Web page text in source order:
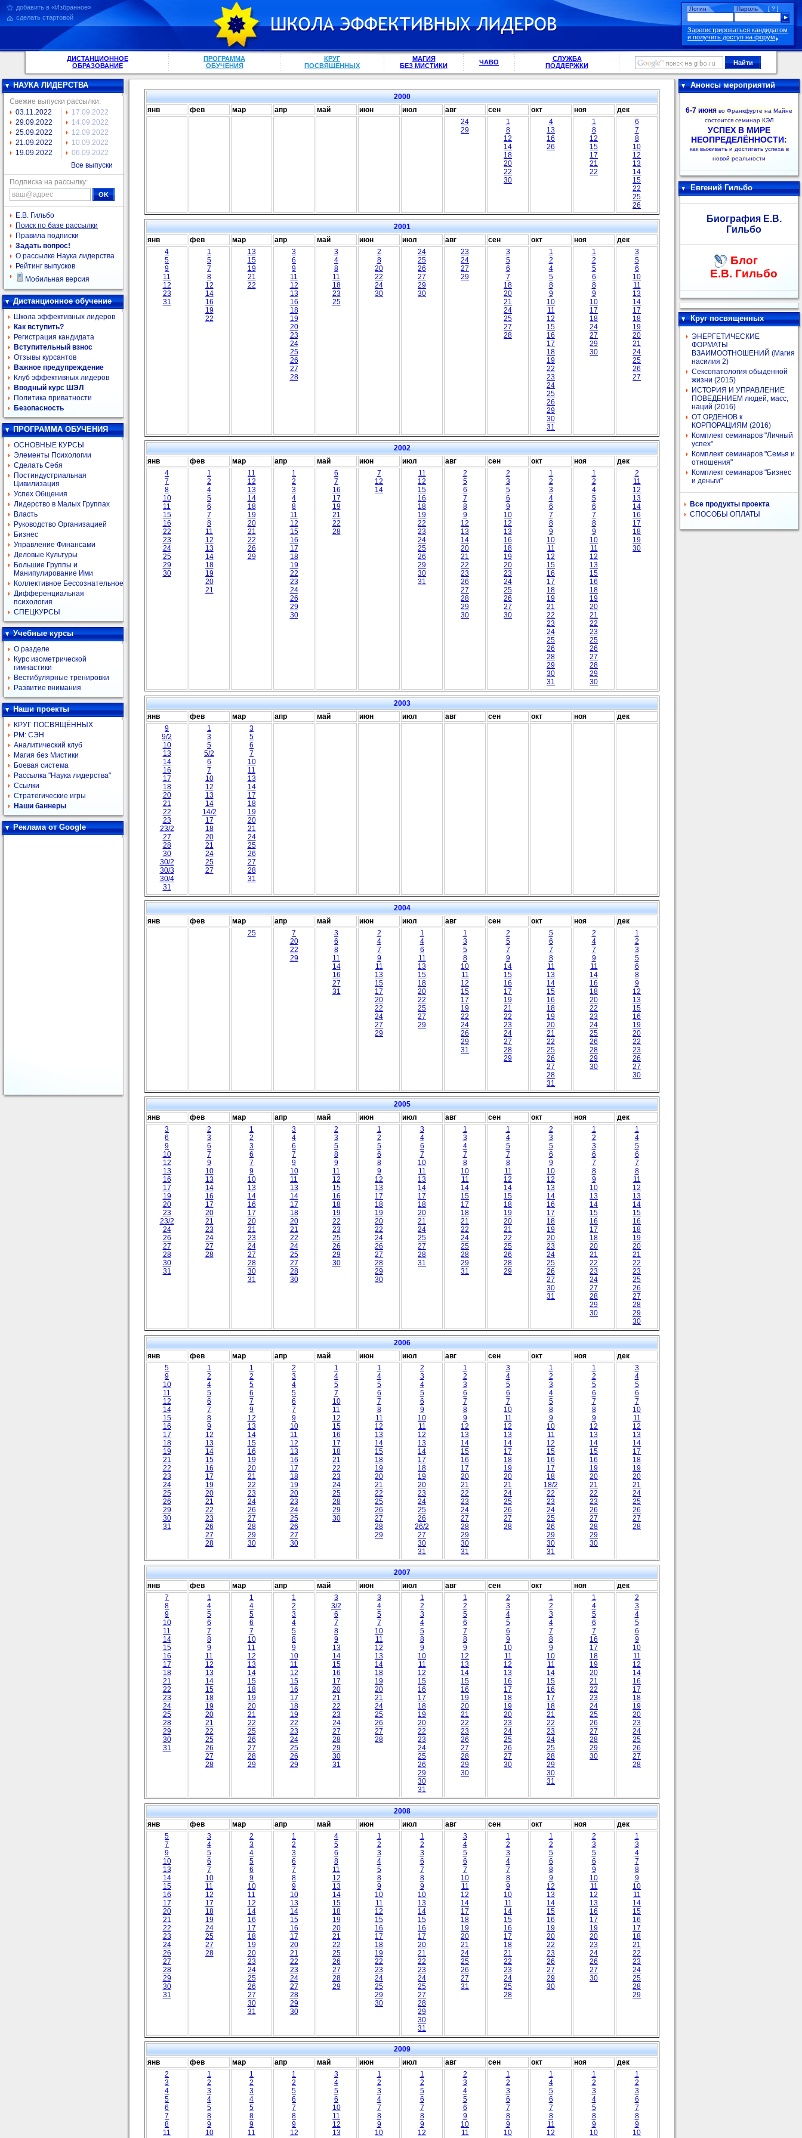
добавить в «Избранное»
сделать стартовой
Логин [ ? ]
Пароль
Зарегистрироваться кандидатом
и получить доступ на форум
ДИСТАНЦИОННОЕ
ОБРАЗОВАНИЕ
ПРОГРАММА
ОБУЧЕНИЯ
КРУГ
ПОСВЯЩЕННЫХ
МАГИЯ
БЕЗ МИСТИКИ
ЧАВО
СЛУЖБА
ПОДДЕРЖКИ
НАУКА ЛИДЕРСТВА
Свежие выпуски рассылки:
03.11.2022
29.09.2022
25.09.2022
21.09.2022
19.09.2022
17.09.2022
14.09.2022
12.09.2022
10.09.2022
06.09.2022
Все выпуски
Подписка на рассылку:
Е.В. Гильбо
Поиск по базе рассылки
Правила подписки
Задать вопрос!
О рассылке Наука лидерства
Рейтинг выпусков
Мобильная версия
Дистанционное обучение
Школа эффективных лидеров
Как вступить?
Регистрация кандидата
Вступительный взнос
Отзывы курсантов
Важное предупреждение
Клуб эффективных лидеров
Вводный курс ШЭЛ
Политика приватности
Безопасность
ПРОГРАММА ОБУЧЕНИЯ
ОСНОВНЫЕ КУРСЫ
Элементы Психологии
Сделать Себя
Постиндустриальная
Цивилизация
Успех Общения
Лидерство в Малых Группах
Власть
Руководство Организацией
Бизнес
Управление Финансами
Деловые Культуры
Большие Группы и
Манипулирование Ими
Коллективное Бессознательное
Дифференциальная
психология
СПЕЦКУРСЫ
Учебные курсы
О разделе
Курс изометрической
гимнастики
Вестибулярные тренировки
Развитие внимания
Наши проекты
КРУГ ПОСВЯЩЁННЫХ
РМ: СЭН
Аналитический клуб
Магия без Мистики
Боевая система
Рассылка "Наука лидерства"
Ссылки
Стратегические игры
Наши баннеры
Реклама от Google
2000
янв
фев мар апр май июн июл авг сен окт ноя
дек
24
29
1
8
12
14
18
20
22
30
4
13
16
26
1
8
12
15
17
21
22
6
7
8
10
12
13
14
15
22
25
26
2001
янв
фев мар апр май июн июл авг сен окт ноя
дек
4
5
9
11
12
23
31
1
5
7
8
12
14
16
19
22
13
15
19
21
22
3
6
9
11
12
13
16
18
19
20
23
24
25
26
27
28
3
4
8
11
18
23
25
2
8
20
22
24
30
24
25
26
27
29
30
23
24
27
29
3
5
6
7
18
20
21
24
25
27
28
1
2
4
5
8
9
10
11
12
15
16
17
18
19
22
23
24
25
26
29
30
31
1
2
5
6
8
9
10
17
18
24
27
29
30
3
5
6
10
11
13
14
17
18
19
20
21
24
25
26
27
2002
янв
фев мар апр май июн июл авг сен окт ноя
дек
4
7
8
10
11
15
16
22
23
24
25
29
30
1
2
4
5
6
7
8
11
12
13
14
18
19
20
21
11
12
13
14
18
19
20
21
22
26
29
1
2
3
4
8
11
12
15
16
17
18
19
22
23
24
26
29
30
6
7
16
17
19
21
22
28
7
12
14
11
12
15
16
18
19
22
23
24
25
26
29
30
31
2
5
6
7
8
9
12
13
14
20
21
22
23
26
27
28
29
30
2
3
5
6
9
10
12
13
16
18
19
20
23
24
25
26
27
30
1
2
3
4
6
7
8
9
10
11
12
15
16
17
18
19
21
22
23
24
25
26
28
29
30
31
1
2
4
5
6
7
8
9
10
11
12
13
15
16
18
19
20
21
22
23
25
26
27
28
29
30
2
11
12
13
14
16
17
18
19
30
2003
янв
фев мар апр май июн июл авг сен окт ноя
дек
9
9/2
10
13
14
16
17
18
20
21
22
23
23/2
27
28
30
30/2
30/3
30/4
31
1
3
5
5/2
6
7
10
12
13
14
14/2
17
18
20
21
24
25
27
3
5
6
7
10
11
13
14
17
18
19
20
21
24
25
26
27
28
31
2004
янв
фев мар апр май июн июл авг сен окт ноя
дек
25
7
20
22
29
3
6
8
11
14
16
27
31
2
4
7
9
11
13
15
17
20
22
24
27
29
1
4
6
11
13
15
18
20
22
25
27
29
1
3
5
8
10
11
12
15
17
19
22
24
26
29
31
2
5
7
9
14
15
16
17
19
21
22
23
24
27
28
29
5
6
7
8
11
13
14
15
16
18
19
20
21
22
25
26
27
28
31
2
4
7
9
11
14
16
18
20
22
23
24
25
26
28
29
30
1
2
3
5
6
8
9
12
13
15
16
19
20
22
23
26
27
30
2005
янв
фев мар апр май июн июл авг сен окт ноя
дек
3
6
9
10
12
13
16
17
19
20
23
23/2
24
26
27
28
30
31
2
3
6
7
9
10
13
14
16
17
20
21
23
24
27
28
1
2
3
6
7
9
10
13
14
16
17
20
21
23
24
27
28
30
31
3
4
6
7
9
10
11
13
14
17
18
20
21
22
24
25
27
28
30
2
3
5
8
9
11
12
15
16
18
19
22
23
25
26
29
30
1
2
5
6
8
9
12
13
17
18
19
20
22
24
26
27
28
29
30
3
4
6
7
10
11
13
14
17
18
20
21
24
25
27
28
31
1
3
4
7
8
10
11
14
15
17
18
21
22
24
25
28
29
31
1
4
5
7
8
11
12
14
15
18
19
20
21
22
25
26
28
29
2
3
5
6
9
10
12
13
14
16
17
18
19
20
23
24
25
26
27
30
31
1
2
3
6
7
8
9
10
13
14
15
16
17
18
20
21
22
23
24
27
28
29
30
1
4
5
6
7
8
11
12
13
14
15
16
18
19
20
21
22
23
25
26
27
28
29
30
2006
янв
фев мар апр май июн июл авг сен окт ноя
дек
5
9
10
11
12
14
15
16
17
18
19
21
22
23
24
25
26
29
30
31
1
2
4
5
6
7
8
9
12
13
14
15
16
17
19
20
21
22
23
26
27
28
1
2
5
6
7
9
12
13
14
15
16
19
20
21
22
23
24
26
27
28
29
30
2
3
4
5
6
7
9
10
11
12
13
16
17
18
19
20
23
24
25
26
27
30
1
4
5
7
10
11
12
15
16
17
18
21
22
23
24
25
28
29
30
1
4
5
6
7
8
11
12
13
14
15
18
19
20
21
22
25
26
27
28
29
2
3
4
5
6
9
10
11
12
13
14
17
18
19
20
23
24
25
26
26/2
27
30
31
1
2
3
6
7
8
9
12
13
14
15
16
17
20
21
22
23
24
27
28
29
30
31
3
4
5
6
7
10
11
12
13
14
17
18
19
20
21
24
25
26
27
28
1
2
3
4
5
8
9
10
11
12
15
16
17
18
18/2
22
23
24
25
26
29
30
31
1
2
5
6
7
8
9
12
13
14
15
16
19
20
21
22
23
26
27
28
29
30
3
4
5
6
7
10
11
12
13
14
17
18
19
20
21
24
25
26
27
28
2007
янв
фев мар апр май июн июл авг сен окт ноя
дек
7
8
9
10
11
14
15
16
17
18
21
22
23
24
25
28
29
30
31
1
4
5
6
7
8
9
11
12
13
14
15
18
19
20
21
22
25
26
27
28
1
4
5
6
7
10
11
12
13
14
15
18
19
20
21
22
25
26
27
28
29
1
2
3
4
5
8
9
10
11
12
15
16
17
18
19
22
23
24
25
26
29
3
3/2
6
7
8
9
13
14
15
16
17
20
21
22
23
24
27
28
29
30
31
3
4
5
7
10
11
12
13
14
18
19
20
21
24
25
26
27
28
1
2
3
4
5
8
9
10
11
12
15
16
17
18
19
20
22
23
24
25
26
29
30
31
1
2
5
6
7
8
9
12
13
14
15
16
19
20
21
22
23
26
27
28
29
30
2
3
4
5
6
9
10
11
12
13
16
17
18
19
20
23
24
25
26
27
30
1
2
3
4
7
8
9
10
11
14
15
16
17
18
21
22
23
24
25
28
29
30
31
1
4
5
6
7
16
17
18
19
20
21
22
23
24
25
26
27
28
29
30
2
3
4
5
6
9
10
11
12
14
16
17
18
19
20
23
24
25
26
27
28
2008
янв
фев мар апр май июн июл авг сен окт ноя
дек
5
7
9
10
13
14
15
16
17
20
21
22
23
24
26
27
28
29
30
31
3
4
5
6
7
10
11
12
17
18
19
24
25
27
28
2
3
4
5
6
9
10
11
12
14
16
17
18
19
20
23
24
25
26
27
30
31
1
2
3
6
7
8
9
10
13
14
15
16
17
20
21
22
23
24
27
28
29
30
4
5
6
8
11
12
13
14
15
18
19
20
21
22
25
26
27
28
29
1
2
3
4
5
8
9
10
11
12
15
16
17
18
19
22
23
24
25
29
30
1
2
3
6
7
8
9
10
13
14
15
16
17
20
21
22
23
24
25
27
28
29
30
31
3
4
5
6
7
10
11
12
14
17
18
19
20
21
24
25
26
27
31
1
2
3
4
7
8
9
10
11
14
15
16
17
18
21
22
23
24
25
28
1
2
5
6
8
9
12
13
14
15
16
19
20
22
23
26
27
29
30
2
3
5
6
9
10
11
12
13
16
17
19
20
23
24
26
27
30
1
3
4
7
8
9
10
11
14
15
16
17
18
21
22
23
24
25
28
29
2009
янв
фев мар апр май июн июл авг сен окт ноя
дек
2
3
4
5
6
7
8
11
1
2
3
4
5
8
9
10
1
2
3
4
5
8
9
11
1
2
5
6
7
8
9
12
3
4
5
6
10
11
12
13
1
2
3
4
7
8
9
10
1
2
5
6
7
8
9
12
2
3
4
5
6
9
10
11
1
2
3
6
7
8
9
10
1
4
5
6
7
8
11
12
1
2
3
4
5
8
9
10
1
2
3
6
7
8
9
10
Анонсы мероприятий
6-7 июня во Франкфурте на Майне
состоится семинар КЭЛ
УСПЕХ В МИРЕ
НЕОПРЕДЕЛЁННОСТИ:
как выживать и достигать успеха в
новой реальности
Евгений Гильбо
Биография Е.В.
Гильбо
Блог
Е.В. Гильбо
Круг посвященных
ЭНЕРГЕТИЧЕСКИЕ
ФОРМАТЫ
ВЗАИМООТНОШЕНИЙ (Магия
насилия 2)
Сексопатология обыденной
жизни (2015)
ИСТОРИЯ И УПРАВЛЕНИЕ
ПОВЕДЕНИЕМ людей, масс,
наций (2016)
ОТ ОРДЕНОВ к
КОРПОРАЦИЯМ (2016)
Комплект семинаров "Личный
успех"
Комплект семинаров "Семья и
отношения"
Комплект семинаров "Бизнес
и деньги"
Все продукты проекта
СПОСОБЫ ОПЛАТЫ